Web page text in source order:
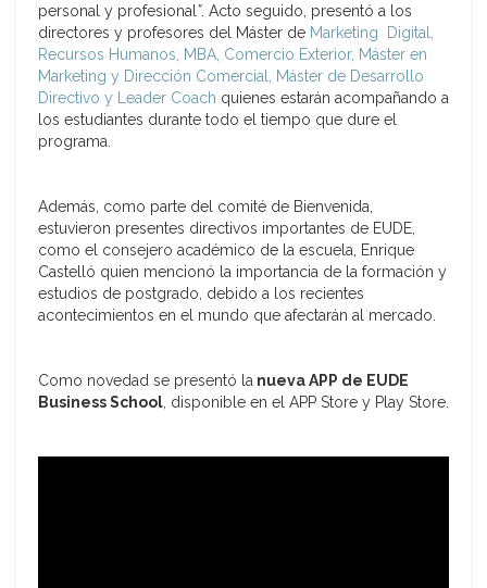
personal y profesional”. Acto seguido, presentó a los
directores y profesores del Máster de Marketing Digital,
Recursos Humanos, MBA, Comercio Exterior, Máster en
Marketing y Dirección Comercial, Máster de Desarrollo
Directivo y Leader Coach quienes estarán acompañando a
los estudiantes durante todo el tiempo que dure el
programa.
Además, como parte del comité de Bienvenida,
estuvieron presentes directivos importantes de EUDE,
como el consejero académico de la escuela, Enrique
Castelló quien mencionó la importancia de la formación y
estudios de postgrado, debido a los recientes
acontecimientos en el mundo que afectarán al mercado.
Como novedad se presentó la nueva APP de EUDE
Business School, disponible en el APP Store y Play Store.